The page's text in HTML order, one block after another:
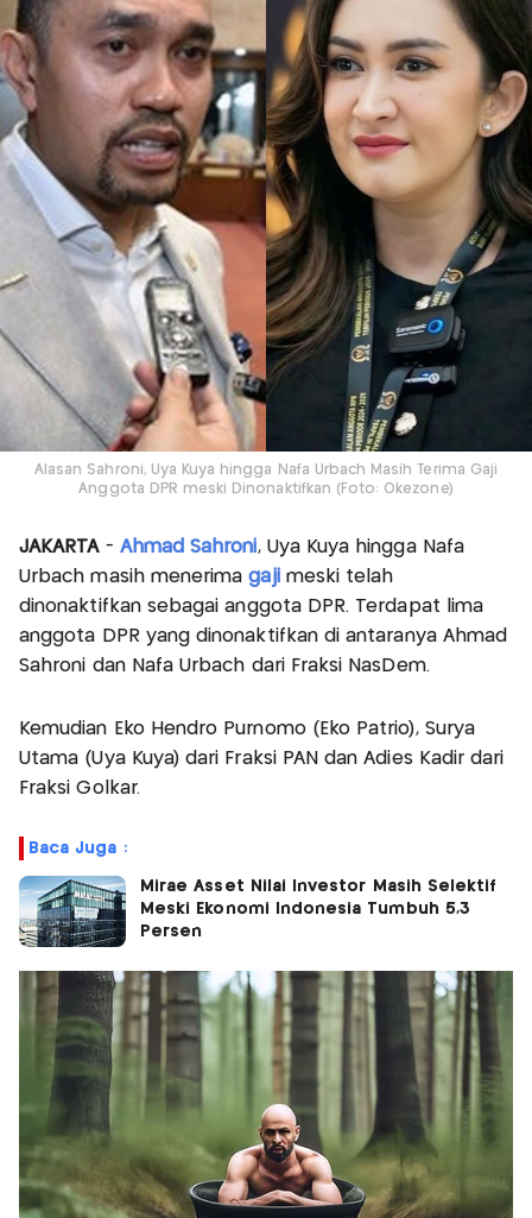
Alasan Sahroni, Uya Kuya hingga Nafa Urbach Masih Terima Gaji
Anggota DPR meski Dinonaktifkan (Foto: Okezone)
JAKARTA - Ahmad Sahroni, Uya Kuya hingga Nafa
Urbach masih menerimagajimeski telah
dinonaktifkan sebagai anggota DPR. Terdapat lima
anggota DPR yang dinonaktifkan di antaranya Ahmad
Sahroni dan Nafa Urbach dari Fraksi NasDem.
Kemudian Eko Hendro Purnomo (Eko Patrio), Surya
Utama (Uya Kuya) dari Fraksi PAN dan Adies Kadir dari
Fraksi Golkar.
Baca Juga :
Mirae Asset Nilai Investor Masih Selektif
Meski Ekonomi Indonesia Tumbuh 5,3
Persen